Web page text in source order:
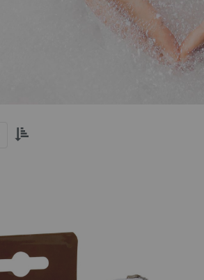
Настрой